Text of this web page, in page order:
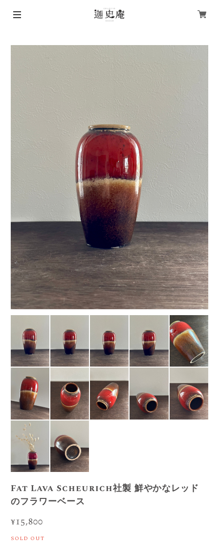
Fat Lava Scheurich社製 鮮やかなレッド
のフラワーベース
¥15,800
SOLD OUT